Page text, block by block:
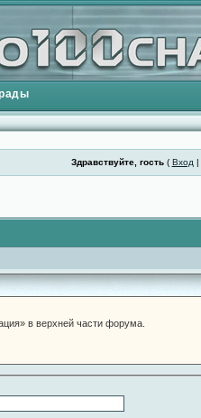
Здравствуйте, гость( Вход |
в верхней части форума.